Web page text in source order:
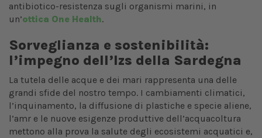
antibiotico-resistenza sugli organismi marini, in
un’ottica One Health.
Sorveglianza e sostenibilità:
l’impegno dell’Izs della Sardegna
La tutela delle acque e dei mari rappresenta una delle
grandi sfide del nostro tempo. I cambiamenti climatici,
l’inquinamento, la diffusione di plastiche e specie aliene,
l’amr e le nuove esigenze produttive dell’acquacoltura
mettono alla prova la salute degli ecosistemi acquatici e,